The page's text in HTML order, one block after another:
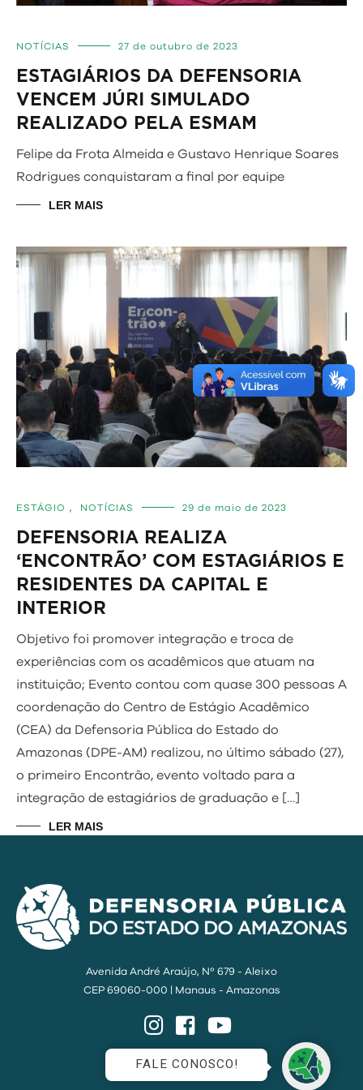
NOTÍCIAS 27 de outubro de 2023
ESTAGIÁRIOS DA DEFENSORIA
VENCEM JÚRI SIMULADO
REALIZADO PELA ESMAM
Felipe da Frota Almeida e Gustavo Henrique Soares
Rodrigues conquistaram a final por equipe
LER MAIS
ESTÁGIO , NOTÍCIAS 29 de maio de 2023
DEFENSORIA REALIZA
‘ENCONTRÃO’ COM ESTAGIÁRIOS E
RESIDENTES DA CAPITAL E
INTERIOR
Objetivo foi promover integração e troca de
experiências com os acadêmicos que atuam na
instituição; Evento contou com quase 300 pessoas A
coordenação do Centro de Estágio Acadêmico
(CEA) da Defensoria Pública do Estado do
Amazonas (DPE-AM) realizou, no último sábado (27),
o primeiro Encontrão, evento voltado para a
integração de estagiários de graduação e […]
LER MAIS
Avenida André Araújo, Nº 679 - Aleixo
CEP 69060-000 | Manaus - Amazonas
InstagramFacebook
FALE CONOSCO!